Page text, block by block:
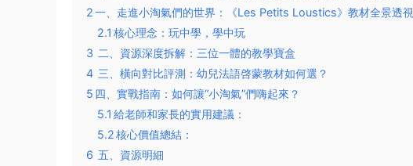
2​一、走進小淘氣們的世界：《Les Petits Loustics》教材全景透視​
2.1 ​核心理念：玩中學，學中玩​
3 二、資源深度拆解：三位一體的教學寶盒​
4 三、橫向對比評測：幼兒法語啓蒙教材如何選？​​
5 ​四、實戰指南：如何讓“小淘氣”們嗨起來？​​
5.1 ​給老師和家長的實用建議：​​
5.2​核心價值總結：​​
6 五、資源明細